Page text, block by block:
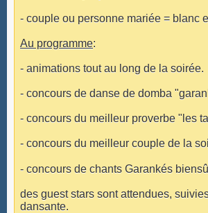
- couple ou personne mariée = blanc
Au programme:
- animations tout au long de la soirée.
- concours de danse de domba
- concours du meilleur proverbe "les
- concours du meilleur couple de la
- concours de chants Garankés
des guest stars sont attendues,
dansante.